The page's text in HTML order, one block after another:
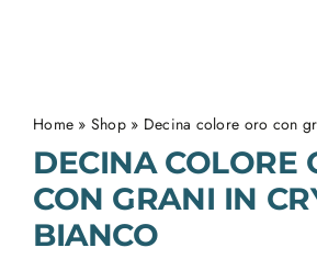
Home » Shop» Decina colore oro con
DECINA COLORE
CON GRANI IN
BIANCO